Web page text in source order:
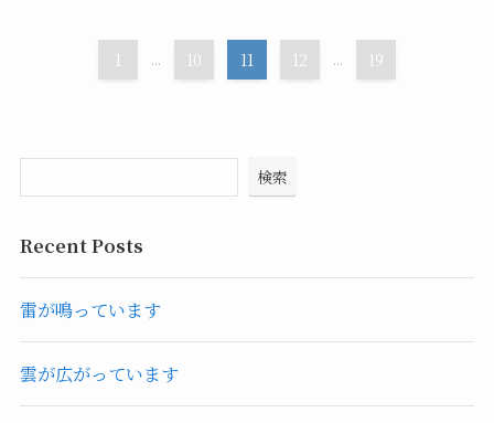
1 ... 10 11 12 ... 19
検索
Recent Posts
雷が鳴っています
雲が広がっています